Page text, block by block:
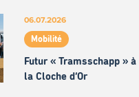
06.07.2026
Mobilité
Futur « Tramsschapp » à
la Cloche d’Or